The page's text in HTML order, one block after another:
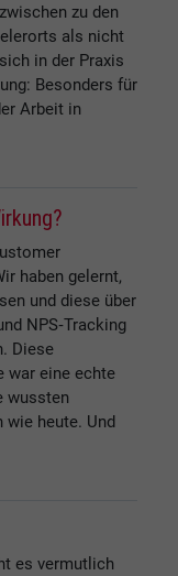
zu den
als nicht
in der Praxis
Besonders für
Arbeit in
haben gelernt,
und diese über
NPS‑Tracking
Diese
war eine echte
wussten
wie heute. Und
es vermutlich